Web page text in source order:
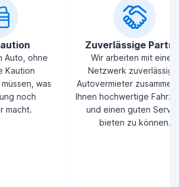
Auto, ohne
Kaution
was
noch
macht.
Zuverlässige
Wir arbeiten mit einem
Netzwerk
Autovermieter
Ihnen hochwertige
und einen guten
bieten zu können.